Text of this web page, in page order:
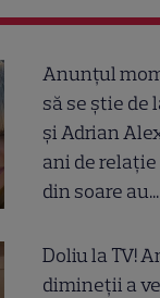
Anunțul
să se știe de
și Adrian
ani de
din soare au...
Doliu la TV!
dimineții a